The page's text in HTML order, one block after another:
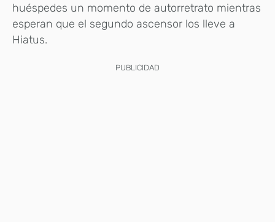
huéspedes un momento de autorretrato mientras
esperan que el segundo ascensor los lleve a
Hiatus.
PUBLICIDAD